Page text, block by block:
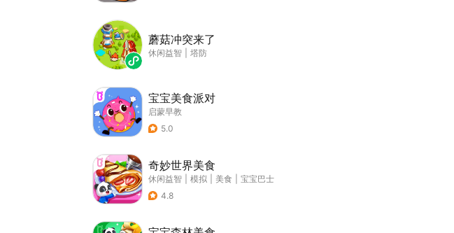
蘑菇冲突来了
休闲益智 塔防
宝宝美食派对
启蒙早教
5.0
奇妙世界美食
休闲益智 模拟 美食
宝宝巴士
4.8